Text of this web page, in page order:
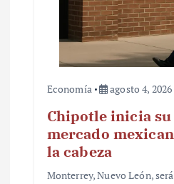
Economía agosto 4, 2026
Chipotle inicia
mercado
la cabeza
Monterrey, Nuevo León,